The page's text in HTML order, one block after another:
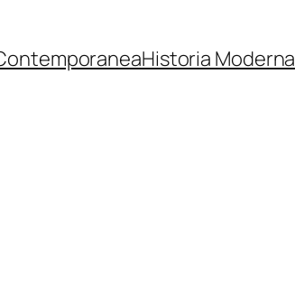
Historia Moderna